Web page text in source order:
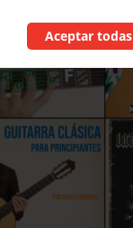
Aceptar todas